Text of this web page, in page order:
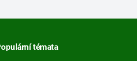
témata